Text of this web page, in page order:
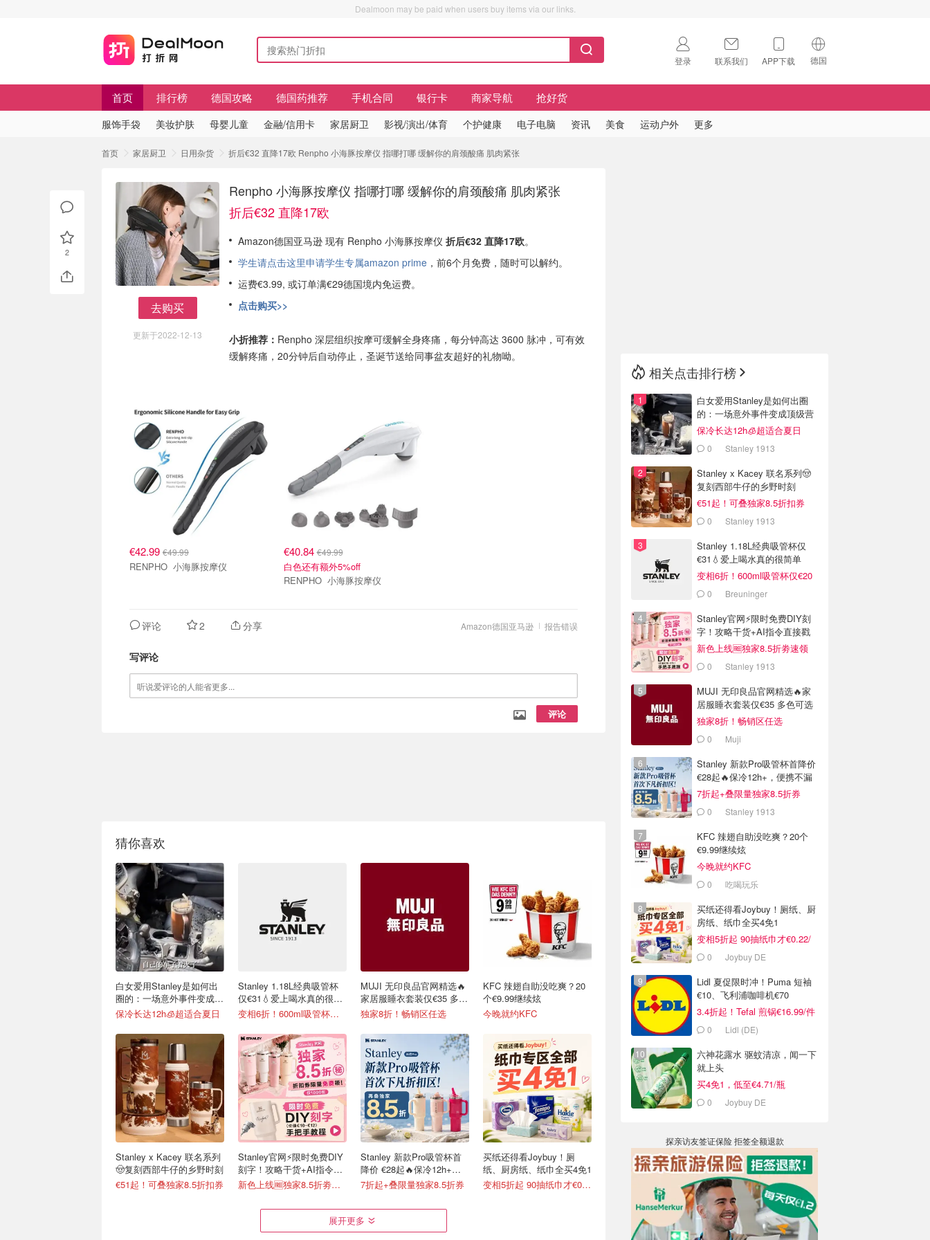
Dealmoon may be paid when users buy items via our links.
登录 联系我们 APP下载 德国
🇺🇸
首页 排行榜 德国攻略 德国药推荐 手机合同 银行卡 商家导航 抢好货
服饰手袋 美妆护肤 母婴儿童 金融/信用卡 家居厨卫 影视/演出/体育 个护健康 电子电脑 资讯 美食 运动户外 更多
首页 家居厨卫 日用杂货 折后€32 直降17欧 Renpho 小海豚按摩仪 指哪打哪 缓解你的肩颈酸痛 肌肉紧张
去购买
更新于2022-12-13
Renpho 小海豚按摩仪 指哪打哪 缓解你的肩颈酸痛 肌肉紧张
折后€32 直降17欧
Amazon德国亚马逊 现有 Renpho 小海豚按摩仪 折后€32 直降17欧。
学生请点击这里申请学生专属amazon prime ，前6个月免费，随时可以解约。
运费€3.99, 或订单满€29德国境内免运费。
点击购买>>
小折推荐： Renpho 深层组织按摩可缓解全身疼痛，每分钟高达 3600 脉冲，可有效
缓解疼痛，20分钟后自动停止，圣诞节送给同事盆友超好的礼物呦。
€42.99 €49.99
RENPHO 小海豚按摩仪
€40.84€49.99
白色还有额外5%off
RENPHO 小海豚按摩仪
报告错误
Amazon德国亚马逊
评论 2 分享
写评论
评论
猜你喜欢
白女爱用Stanley是如何出
圈的：一场意外事件变成顶
级营销案例
保冷长达12h🧊超适合夏日
Stanley x Kacey 联名系列
🤠复刻西部牛仔的乡野时刻
€51起！可叠独家8.5折扣券
Stanley 1.18L经典吸管杯
仅€31💧爱上喝水真的很简
单
变相6折！600ml吸管杯仅€20
Stanley官网⚡️限时免费DIY
刻字！攻略干货+AI指令直
接戳
新色上线🆓独家8.5折劵速领
MUJI 无印良品官网精选🔥
家居服睡衣套装仅€35 多色
可选
独家8折！畅销区任选
Stanley 新款Pro吸管杯首
降价 €28起🔥保冷12h+，
便携不漏水
7折起+叠限量独家8.5折券
KFC 辣翅自助没吃爽？20
个€9.99继续炫
今晚就约KFC
买纸还得看Joybuy！厕
纸、厨房纸、纸巾全买4免1
变相5折起 90抽纸巾才€0.22/包
展开更多
2
相关点击排行榜
白女爱用Stanley是如何出圈
的：一场意外事件变成顶级营
销案例
保冷长达12h🧊超适合夏日
0 Stanley 1913
Stanley x Kacey 联名系列🤠
复刻西部牛仔的乡野时刻
€51起！可叠独家8.5折扣券
0 Stanley 1913
Stanley 1.18L经典吸管杯仅
€31💧爱上喝水真的很简单
变相6折！600ml吸管杯仅€20
0 Breuninger
Stanley官网⚡️限时免费DIY刻
字！攻略干货+AI指令直接戳
新色上线🆓独家8.5折劵速领
0 Stanley 1913
MUJI 无印良品官网精选🔥家
居服睡衣套装仅€35 多色可选
独家8折！畅销区任选
0 Muji
Stanley 新款Pro吸管杯首降价
€28起🔥保冷12h+，便携不漏
水
7折起+叠限量独家8.5折券
0 Stanley 1913
KFC 辣翅自助没吃爽？20个
€9.99继续炫
今晚就约KFC
0 吃喝玩乐
买纸还得看Joybuy！厕纸、厨
房纸、纸巾全买4免1
变相5折起 90抽纸巾才€0.22/
包 0 Joybuy DE
Lidl 夏促限时冲！Puma 短袖
€10、飞利浦咖啡机€70
3.4折起！Tefal 煎锅€16.99/件
0 Lidl (DE)
六神花露水 驱蚊清凉，闻一下
就上头
买4免1，低至€4.71/瓶
0 Joybuy DE
探亲访友签证保险 拒签全额退款